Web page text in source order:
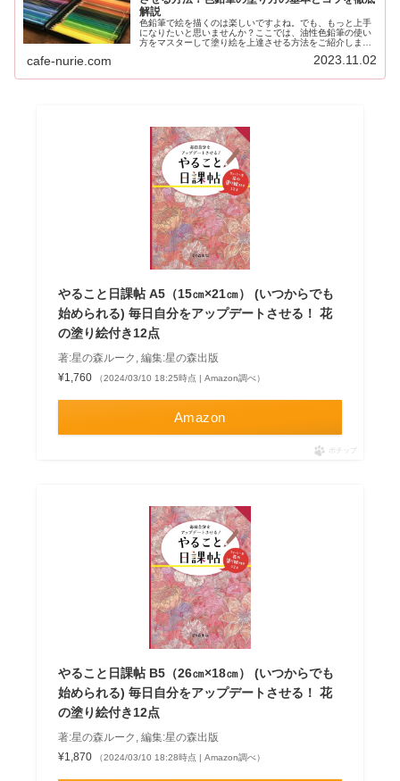
解説
色鉛筆で絵を描くのは楽しいですよね。でも、もっと上手
になりたいと思いませんか？ここでは、油性色鉛筆の使い
方をマスターして塗り絵を上達させる方法をご紹介しま
cafe-nurie.com 2023.11.02
やること日課帖 A5（15㎝×21㎝） (いつからでも
始められる) 毎日自分をアップデートさせる！ 花
の塗り絵付き12点
著:星の森ルーク, 編集:星の森出版
¥1,760
（2024/03/10 18:25時点 | Amazon調べ）
Amazon
ポチップ
やること日課帖 B5（26㎝×18㎝） (いつからでも
始められる) 毎日自分をアップデートさせる！ 花
の塗り絵付き12点
著:星の森ルーク, 編集:星の森出版
¥1,870
（2024/03/10 18:28時点 | Amazon調べ）